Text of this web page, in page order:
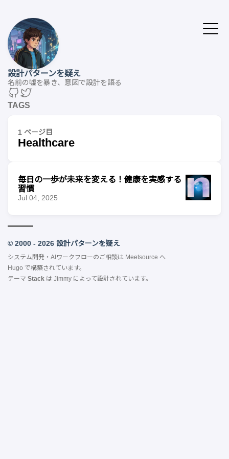
設計パターンを疑え
名前の嘘を暴き、意図で設計を語る
TAGS
1 ページ目
Healthcare
毎日の一歩が未来を変える！健康を実感する
習慣
Jul 04, 2025
© 2000 - 2026 設計パターンを疑え
システム開発・AIワークフローのご相談は Meetsource へ
Hugo で構築されています。
テーマ Stack は Jimmy によって設計されています。